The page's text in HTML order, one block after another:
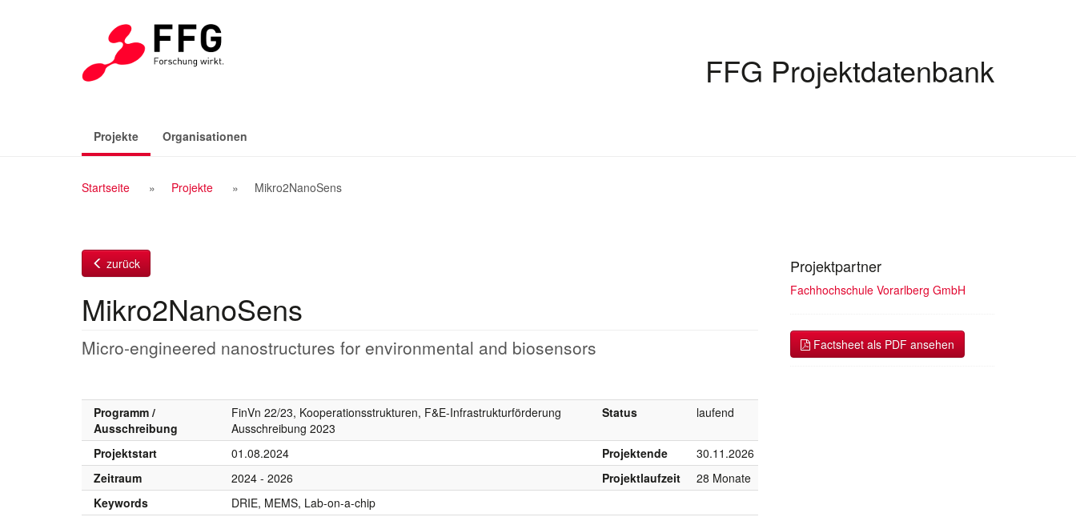
FFG Projektdatenbank
Projekte(aktiv)Organisationen
Breadcrumb
Startseite Projekte Mikro2NanoSens
zurück
Mikro2NanoSens
Micro-engineered nanostructures for environmental and biosensors
Programm /
Ausschreibung
FinVn 22/23, Kooperationsstrukturen, F&E-Infrastrukturförderung
Ausschreibung 2023
Status laufend
Projektstart 01.08.2024 Projektende
30.11.2026
Zeitraum
2024 - 2026 Projektlaufzeit
28 Monate
Keywords
DRIE, MEMS, Lab-on-a-chip
Projektpartner
Fachhochschule Vorarlberg GmbH
Factsheet als PDF ansehen